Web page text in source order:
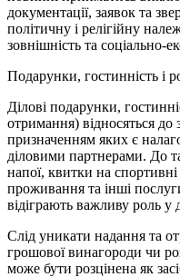
документації, заявок та
політичну і релігійну
зовнішність та соціально-
Подарунки, гостинність і
Ділові подарунки,
отримання) відносяться
призначенням яких є
діловими партнерами. До
напої, квитки на спортивні
проживання та інші
відіграють важливу роль у
Слід уникати надання та
грошової винагороди чи
може бути розцінена як